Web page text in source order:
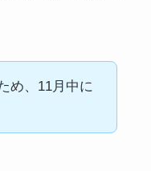
め、11月中に